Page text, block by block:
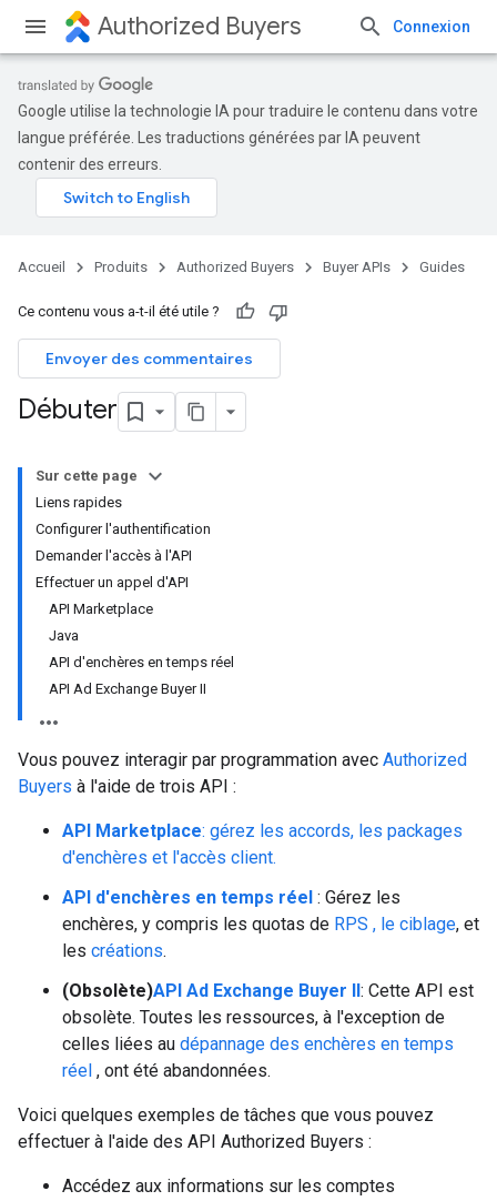
Authorized Buyers Connexion
Google utilise la technologie IA pour traduire le contenu dans votre
langue préférée. Les traductions générées par IA peuvent
contenir des erreurs.
Accueil Produits Authorized Buyers Buyer APIs Guides
Ce contenu vous a-t-il été utile ?
Envoyer des commentaires
Débuter
Sur cette page
Liens rapides
Configurer l'authentification
Demander l'accès à l'API
Effectuer un appel d'API
API Marketplace
Java
API d'enchères en temps réel
API Ad Exchange Buyer II
Vous pouvez interagir par programmation avec Authorized
Buyers à l'aide de trois API :
API Marketplace: gérez les accords, les packages
d'enchères et l'accès client.
API d'enchères en temps réel : Gérez les
enchères, y compris les quotas de RPS , le ciblage, et
les créations.
(Obsolète)API Ad Exchange Buyer II: Cette API est
obsolète. Toutes les ressources, à l'exception de
celles liées au dépannage des enchères en temps
réel , ont été abandonnées.
Voici quelques exemples de tâches que vous pouvez
effectuer à l'aide des API Authorized Buyers :
Accédez aux informations sur les comptes